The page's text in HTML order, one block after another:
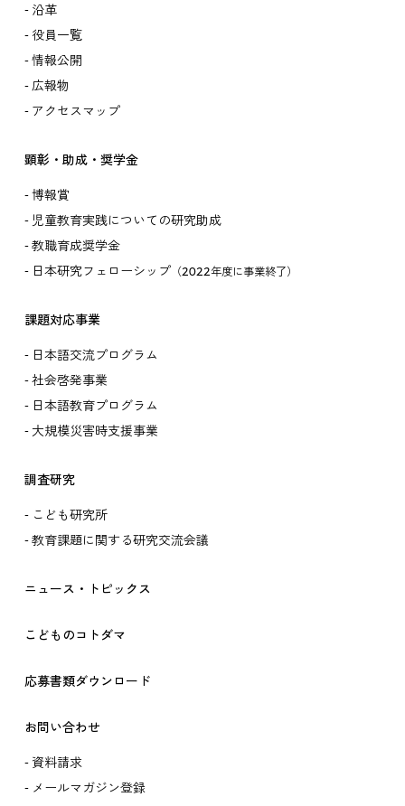
沿革
役員一覧
情報公開
広報物
アクセスマップ
顕彰・助成・奨学金
博報賞
児童教育実践についての研究助成
教職育成奨学金
日本研究フェローシップ（2022年度に事業終了）
課題対応事業
日本語交流プログラム
社会啓発事業
日本語教育プログラム
大規模災害時支援事業
調査研究
こども研究所
教育課題に関する研究交流会議
ニュース・トピックス
こどものコトダマ
応募書類ダウンロード
お問い合わせ
資料請求
メールマガジン登録